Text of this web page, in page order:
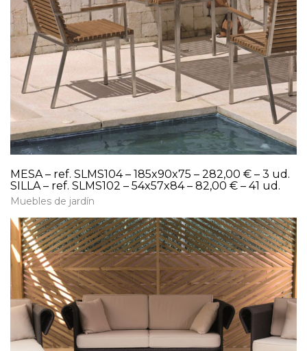
MESA – ref. SLMS104 – 185x90x75 – 282,00 € – 3 ud.
SILLA – ref. SLMS102 – 54x57x84 – 82,00 € – 41 ud.
Muebles de jardín